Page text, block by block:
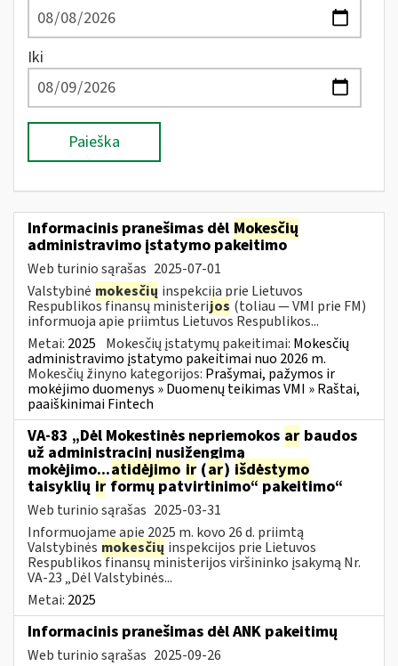
Iki
Paieška
Informacinis pranešimas dėl Mokesčių
administravimo įstatymo pakeitimo
Web turinio sąrašas 2025-07-01
Valstybinė mokesčių inspekcija prie Lietuvos
Respublikos finansų ministerijos (toliau — VMI prie FM)
informuoja apie priimtus Lietuvos Respublikos...
Metai: 2025 Mokesčių įstatymų pakeitimai: Mokesčių
administravimo įstatymo pakeitimai nuo 2026 m.
Mokesčių žinyno kategorijos: Prašymai, pažymos ir
mokėjimo duomenys » Duomenų teikimas VMI » Raštai,
paaiškinimai Fintech
VA-83 „Dėl Mokestinės nepriemokos ar baudos
už administracinį nusižengimą
mokėjimo...atidėjimo ir (ar) išdėstymo
taisyklių ir formų patvirtinimo“ pakeitimo“
Web turinio sąrašas 2025-03-31
Informuojame apie 2025 m. kovo 26 d. priimtą
Valstybinės mokesčių inspekcijos prie Lietuvos
Respublikos finansų ministerijos viršininko įsakymą Nr.
VA-23 „Dėl Valstybinės...
Metai: 2025
Informacinis pranešimas dėl ANK pakeitimų
Web turinio sąrašas 2025-09-26